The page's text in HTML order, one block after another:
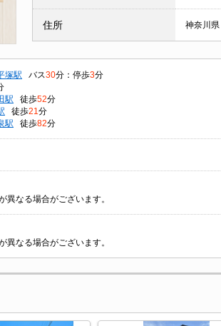
住所 神奈川県
塚駅 バス30分：停歩3分
駅 徒歩52分
徒歩21 分
駅 徒歩82分
異なる場合がございます。
異なる場合がございます。